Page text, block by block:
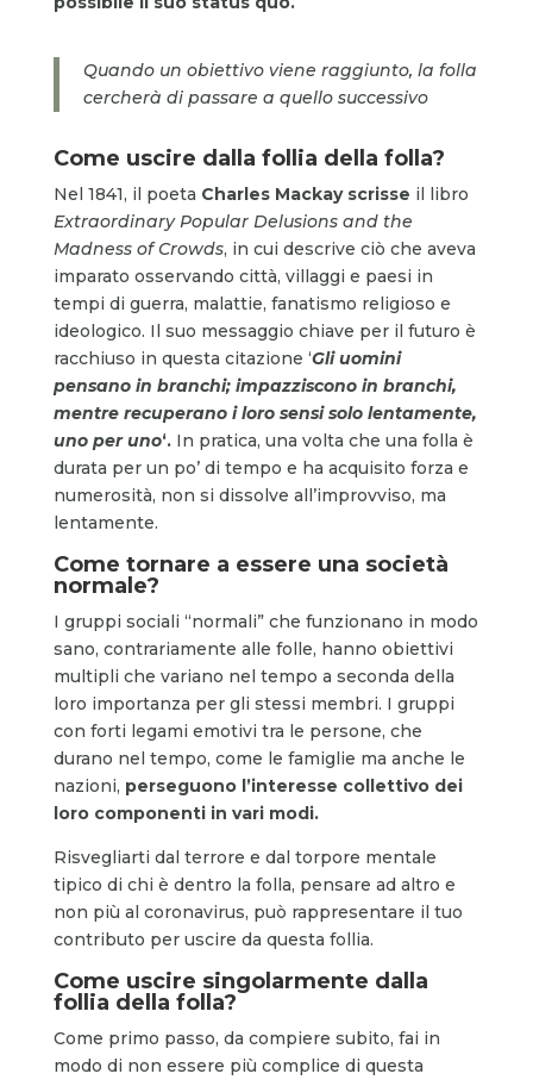
Quando un obiettivo viene raggiunto, la folla
cercherà di passare a quello successivo
Come uscire dalla follia della folla?
Nel 1841, il poeta Charles Mackay scrisse il libro
Extraordinary Popular Delusions and the
Madness of Crowds, in cui descrive ciò che aveva
imparato osservando città, villaggi e paesi in
tempi di guerra, malattie, fanatismo religioso e
ideologico. Il suo messaggio chiave per il futuro è
racchiuso in questa citazione ‘Gli uomini
pensano in branchi; impazziscono in branchi,
mentre recuperano i loro sensi solo lentamente,
uno per uno‘.In pratica, una volta che una folla è
durata per un po’ di tempo e ha acquisito forza e
numerosità, non si dissolve all’improvviso, ma
lentamente.
Come tornare a essere una società
normale?
I gruppi sociali “normali” che funzionano in modo
sano, contrariamente alle folle, hanno obiettivi
multipli che variano nel tempo a seconda della
loro importanza per gli stessi membri. I gruppi
con forti legami emotivi tra le persone, che
durano nel tempo, come le famiglie ma anche le
nazioni, perseguono l’interesse collettivo dei
loro componenti in vari modi.
Risvegliarti dal terrore e dal torpore mentale
tipico di chi è dentro la folla, pensare ad altro e
non più al coronavirus, può rappresentare il tuo
contributo per uscire da questa follia.
Come uscire singolarmente dalla
follia della folla?
Come primo passo, da compiere subito, fai in
modo di non essere più complice di questa